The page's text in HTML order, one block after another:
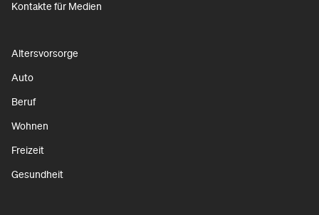
Kontakte für Medien
Altersvorsorge
Auto
Beruf
Wohnen
Freizeit
Gesundheit